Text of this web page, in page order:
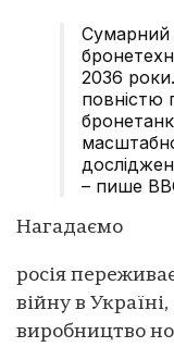
Сумарний
2036
повністю
– пише
Нагадаємо
росія
війну в
виробництво